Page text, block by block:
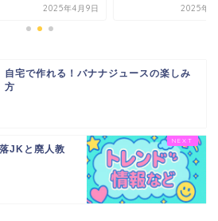
2025年4月7日 2025年5
自宅で作れる！バナナジュースの楽しみ
方
JKと廃人教